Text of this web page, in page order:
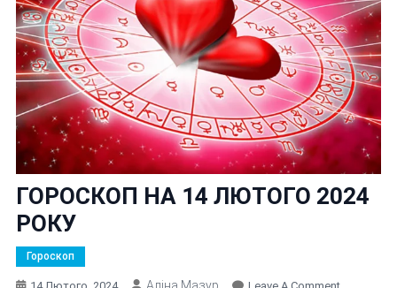
ГОРОСКОП НА 14 ЛЮТОГО 2024
РОКУ
Гороскоп
On